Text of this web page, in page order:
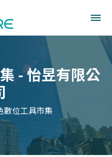
- 怡昱有限公
數位工具市集